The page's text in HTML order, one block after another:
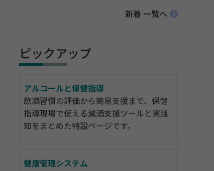
新着 一覧へ
ピックアップ
アルコールと保健指導
飲酒習慣の評価から簡易支援まで、保健
指導現場で使える減酒支援ツールと実践
知をまとめた特設ページです。
健康管理システム